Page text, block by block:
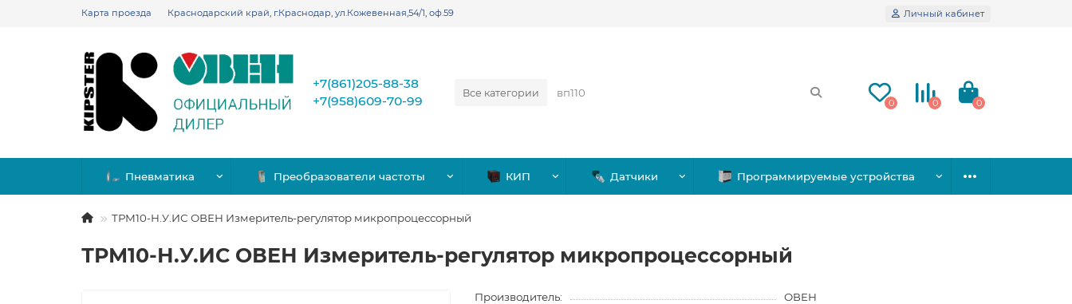
Карта проезда Краснодарский край, г.Краснодар, ул.Кожевенная,54/1, оф.59 Личный кабинет
Все категории
+7(861)205-88-38
+7(958)609-70-99
0 0 0
Пневматика Преобразователи частоты КИП Датчики Программируемые устройства
ТРМ10-Н.У.ИС ОВЕН Измеритель-регулятор микропроцессорный
ТРМ10-Н.У.ИС ОВЕН Измеритель-регулятор микропроцессорный
Производитель:
ОВЕН